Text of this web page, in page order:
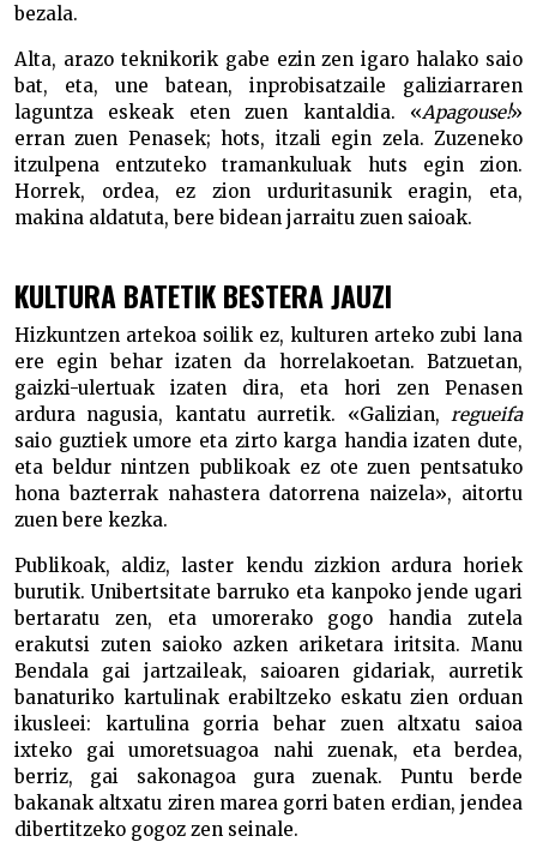
bezala.
Alta, arazo teknikorik gabe ezin zen igaro halako saio
bat, eta, une batean, inprobisatzaile galiziarraren
laguntza eskeak eten zuen kantaldia. «Apagouse!»
erran zuen Penasek; hots, itzali egin zela. Zuzeneko
itzulpena entzuteko tramankuluak huts egin zion.
Horrek, ordea, ez zion urduritasunik eragin, eta,
makina aldatuta, bere bidean jarraitu zuen saioak.
KULTURA BATETIK BESTERA JAUZI
Hizkuntzen artekoa soilik ez, kulturen arteko zubi lana
ere egin behar izaten da horrelakoetan. Batzuetan,
gaizki-ulertuak izaten dira, eta hori zen Penasen
ardura nagusia, kantatu aurretik. «Galizian, regueifa
saio guztiek umore eta zirto karga handia izaten dute,
eta beldur nintzen publikoak ez ote zuen pentsatuko
hona bazterrak nahastera datorrena naizela», aitortu
zuen bere kezka.
Publikoak, aldiz, laster kendu zizkion ardura horiek
burutik. Unibertsitate barruko eta kanpoko jende ugari
bertaratu zen, eta umorerako gogo handia zutela
erakutsi zuten saioko azken ariketara iritsita. Manu
Bendala gai jartzaileak, saioaren gidariak, aurretik
banaturiko kartulinak erabiltzeko eskatu zien orduan
ikusleei: kartulina gorria behar zuen altxatu saioa
ixteko gai umoretsuagoa nahi zuenak, eta berdea,
berriz, gai sakonagoa gura zuenak. Puntu berde
bakanak altxatu ziren marea gorri baten erdian, jendea
dibertitzeko gogoz zen seinale.